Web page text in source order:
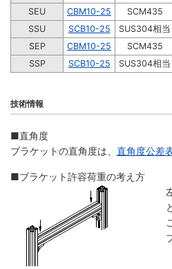
SEU
CBM10-25 SCM435
SSU
SCB10-25 SUS304相当
SEP
CBM10-25 SCM435
SSP
SCB10-25 SUS304相当
技術情報
■直角度
ブラケットの直角度は、 直角度公差
■ブラケット許容荷重の考え方